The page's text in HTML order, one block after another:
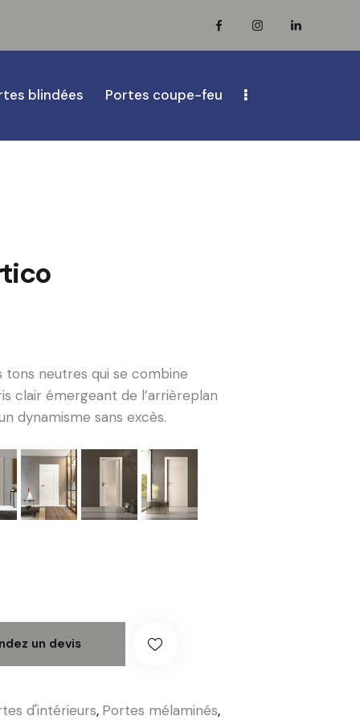
blindées Portes coupe-feu
tons neutres qui se combine
clair émergeant de l’arrièreplan
dynamisme sans excès.
un devis
d'intérieurs, Portes mélaminés,